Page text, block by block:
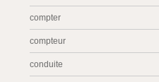
compter
compteur
conduite